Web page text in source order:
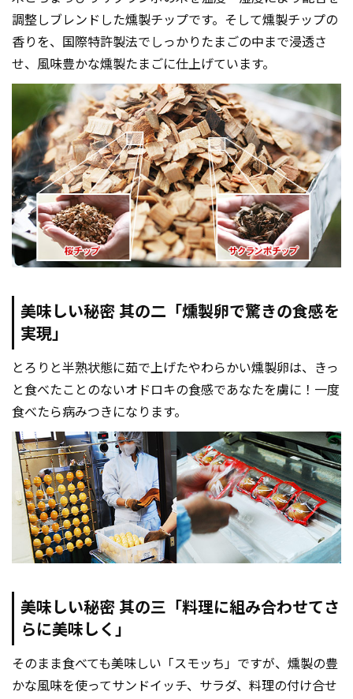
調整しブレンドした燻製チップです。そして燻製チップの
香りを、国際特許製法でしっかりたまごの中まで浸透さ
せ、風味豊かな燻製たまごに仕上げています。
美味しい秘密 其の二「燻製卵で驚きの食感を
実現」
とろりと半熟状態に茹で上げたやわらかい燻製卵は、きっ
と食べたことのないオドロキの食感であなたを虜に！一度
食べたら病みつきになります。
美味しい秘密 其の三「料理に組み合わせてさ
らに美味しく」
そのまま食べても美味しい「スモッち」ですが、燻製の豊
かな風味を使ってサンドイッチ、サラダ、料理の付け合せ